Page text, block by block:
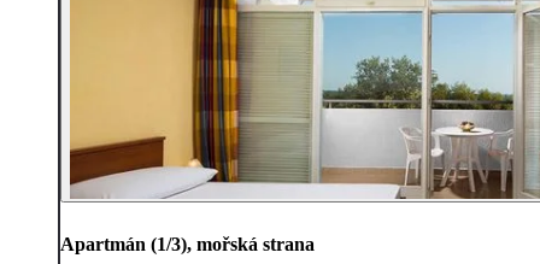
Apartmán (1/3), mořská strana